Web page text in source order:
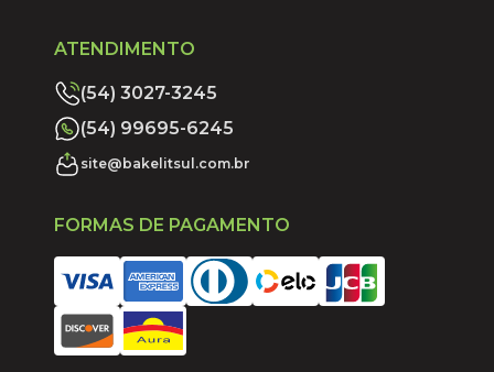
ATENDIMENTO
(54) 3027-3245
(54) 99695-6245
site@bakelitsul.com.br
FORMAS DE PAGAMENTO